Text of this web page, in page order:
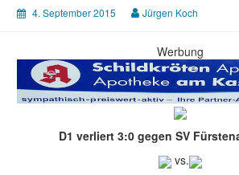
4. September 2015 Jürgen Koch
Werbung
D1 verliert 3:0 gegen SV
vs.